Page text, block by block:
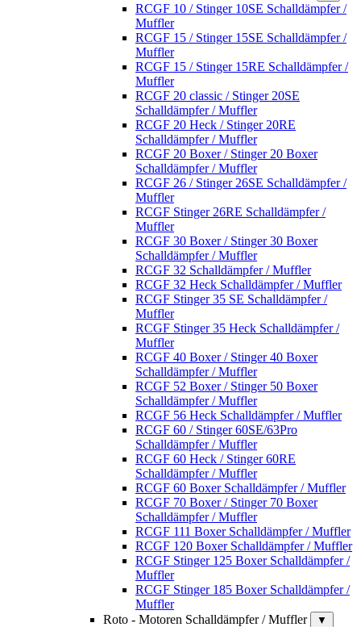
RCGF 10 / Stinger 10SE Schalldämpfer /
Muffler
RCGF 15 / Stinger 15SE Schalldämpfer /
Muffler
RCGF 15 / Stinger 15RE Schalldämpfer /
Muffler
RCGF 20 classic / Stinger 20SE
Schalldämpfer / Muffler
RCGF 20 Heck / Stinger 20RE
Schalldämpfer / Muffler
RCGF 20 Boxer / Stinger 20 Boxer
Schalldämpfer / Muffler
RCGF 26 / Stinger 26SE Schalldämpfer /
Muffler
RCGF Stinger 26RE Schalldämpfer /
Muffler
RCGF 30 Boxer / Stinger 30 Boxer
Schalldämpfer / Muffler
RCGF 32 Schalldämpfer / Muffler
RCGF 32 Heck Schalldämpfer / Muffler
RCGF Stinger 35 SE Schalldämpfer /
Muffler
RCGF Stinger 35 Heck Schalldämpfer /
Muffler
RCGF 40 Boxer / Stinger 40 Boxer
Schalldämpfer / Muffler
RCGF 52 Boxer / Stinger 50 Boxer
Schalldämpfer / Muffler
RCGF 56 Heck Schalldämpfer / Muffler
RCGF 60 / Stinger 60SE/63Pro
Schalldämpfer / Muffler
RCGF 60 Heck / Stinger 60RE
Schalldämpfer / Muffler
RCGF 60 Boxer Schalldämpfer / Muffler
RCGF 70 Boxer / Stinger 70 Boxer
Schalldämpfer / Muffler
RCGF 111 Boxer Schalldämpfer / Muffler
RCGF 120 Boxer Schalldämpfer / Muffler
RCGF Stinger 125 Boxer Schalldämpfer /
Muffler
RCGF Stinger 185 Boxer Schalldämpfer /
Muffler
Roto - Motoren Schalldämpfer / Muffler
▼